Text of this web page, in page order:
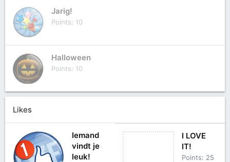
Jarig!
Points 10
Halloween
Points 10
Likes
Iemand
vindt je
leuk!
I LOVE
IT!
Points 25